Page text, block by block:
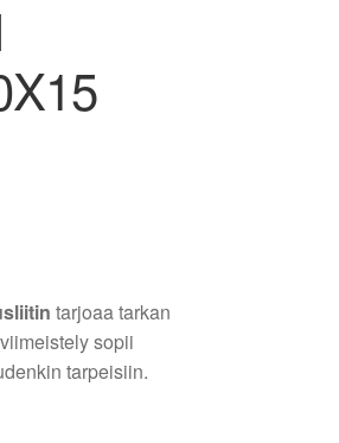
tarjoaa tarkan
sopii
tarpeisiin.